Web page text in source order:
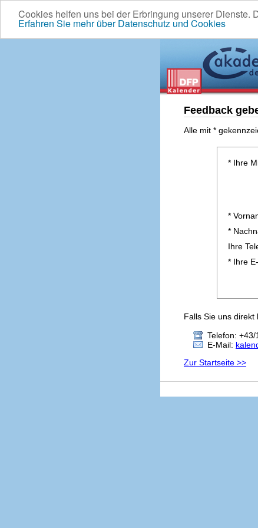
Cookies helfen uns bei der Erbringung unserer Dienste.
Erfahren Sie mehr über Datenschutz und Cookies
Feedback
Alle mit *
* Ihre
*
*
Ihre
* Ihre
Falls Sie uns
Telefon:
E-Mail:
Zur Startseite >>